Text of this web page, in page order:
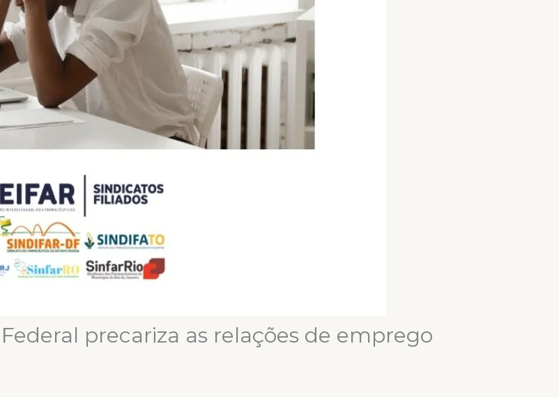
precariza as relações de emprego